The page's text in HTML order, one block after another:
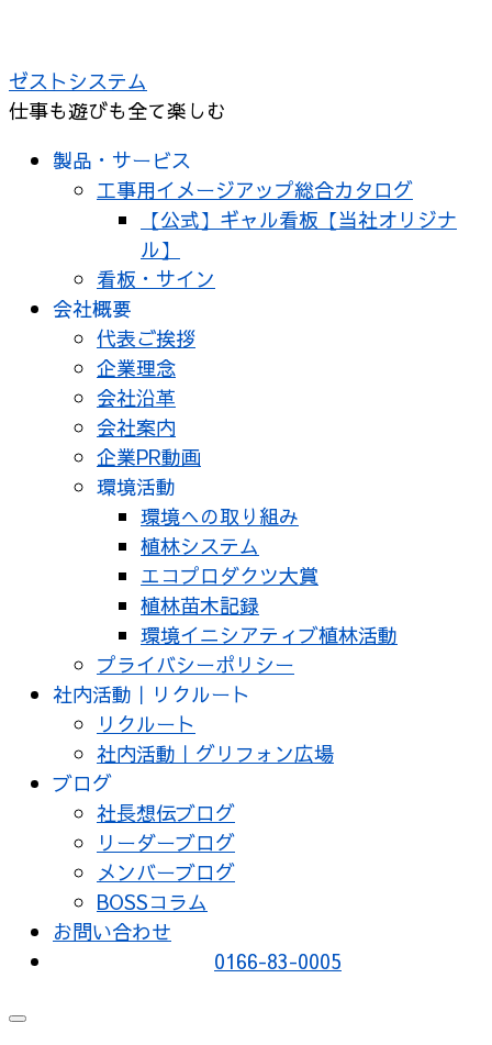
テ
ン
ゼストシステム
仕事も遊びも全て楽しむ
製品・サービス
工事用イメージアップ総合カタログ
【公式】ギャル看板【当社オリジナ
ル】
看板・サイン
会社概要
代表ご挨拶
企業理念
会社沿革
会社案内
企業PR動画
環境活動
環境への取り組み
植林システム
エコプロダクツ大賞
植林苗木記録
環境イニシアティブ植林活動
プライバシーポリシー
社内活動｜リクルート
リクルート
社内活動｜グリフォン広場
ブログ
社長想伝ブログ
リーダーブログ
メンバーブログ
BOSSコラム
お問い合わせ
0166-83-0005
メ